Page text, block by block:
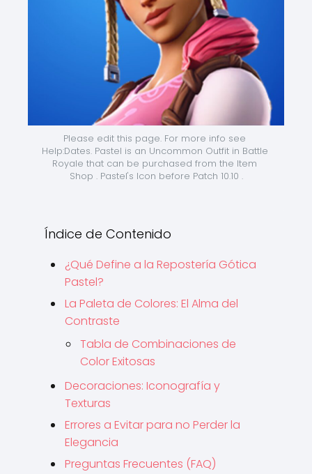
Please edit this page. For more info see
Help:Dates. Pastel is an Uncommon Outfit in Battle
Royale that can be purchased from the Item
Shop . Pastel's Icon before Patch 10.10 .
Índice de Contenido
¿Qué Define a la Repostería Gótica
Pastel?
La Paleta de Colores: El Alma del
Contraste
Tabla de Combinaciones de
Color Exitosas
Decoraciones: Iconografía y
Texturas
Errores a Evitar para no Perder la
Elegancia
Preguntas Frecuentes (FAQ)